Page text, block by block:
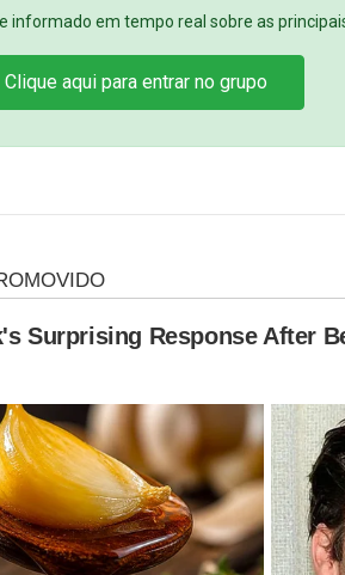
informado em tempo real sobre as
Clique aqui para entrar no grupo